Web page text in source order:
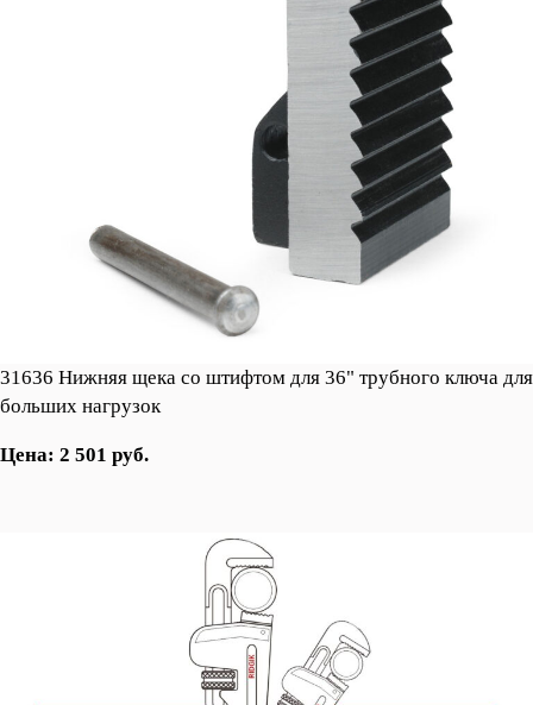
31636 Нижняя щека со штифтом для 36" трубного ключа для
больших нагрузок
Цена: 2 501 руб.